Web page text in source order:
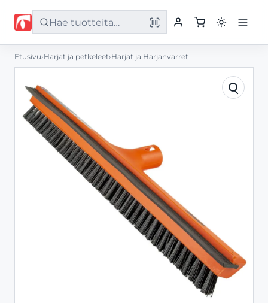
Etusivu
Tuotteet
Palvelut
Etusivu›Harjat ja petkeleet›Harjat ja Harjanvarret